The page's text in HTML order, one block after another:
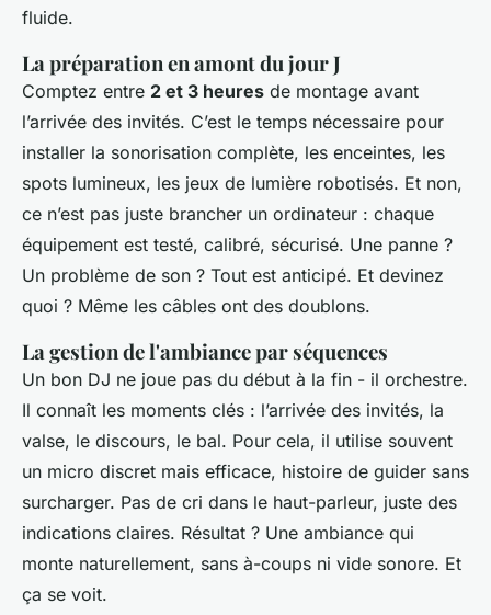
fluide.
La préparation en amont du jour J
Comptez entre 2 et 3 heures de montage avant
l’arrivée des invités. C’est le temps nécessaire pour
installer la sonorisation complète, les enceintes, les
spots lumineux, les jeux de lumière robotisés. Et non,
ce n’est pas juste brancher un ordinateur : chaque
équipement est testé, calibré, sécurisé. Une panne ?
Un problème de son ? Tout est anticipé. Et devinez
quoi ? Même les câbles ont des doublons.
La gestion de l'ambiance par séquences
Un bon DJ ne joue pas du début à la fin - il orchestre.
Il connaît les moments clés : l’arrivée des invités, la
valse, le discours, le bal. Pour cela, il utilise souvent
un micro discret mais efficace, histoire de guider sans
surcharger. Pas de cri dans le haut-parleur, juste des
indications claires. Résultat ? Une ambiance qui
monte naturellement, sans à-coups ni vide sonore. Et
ça se voit.